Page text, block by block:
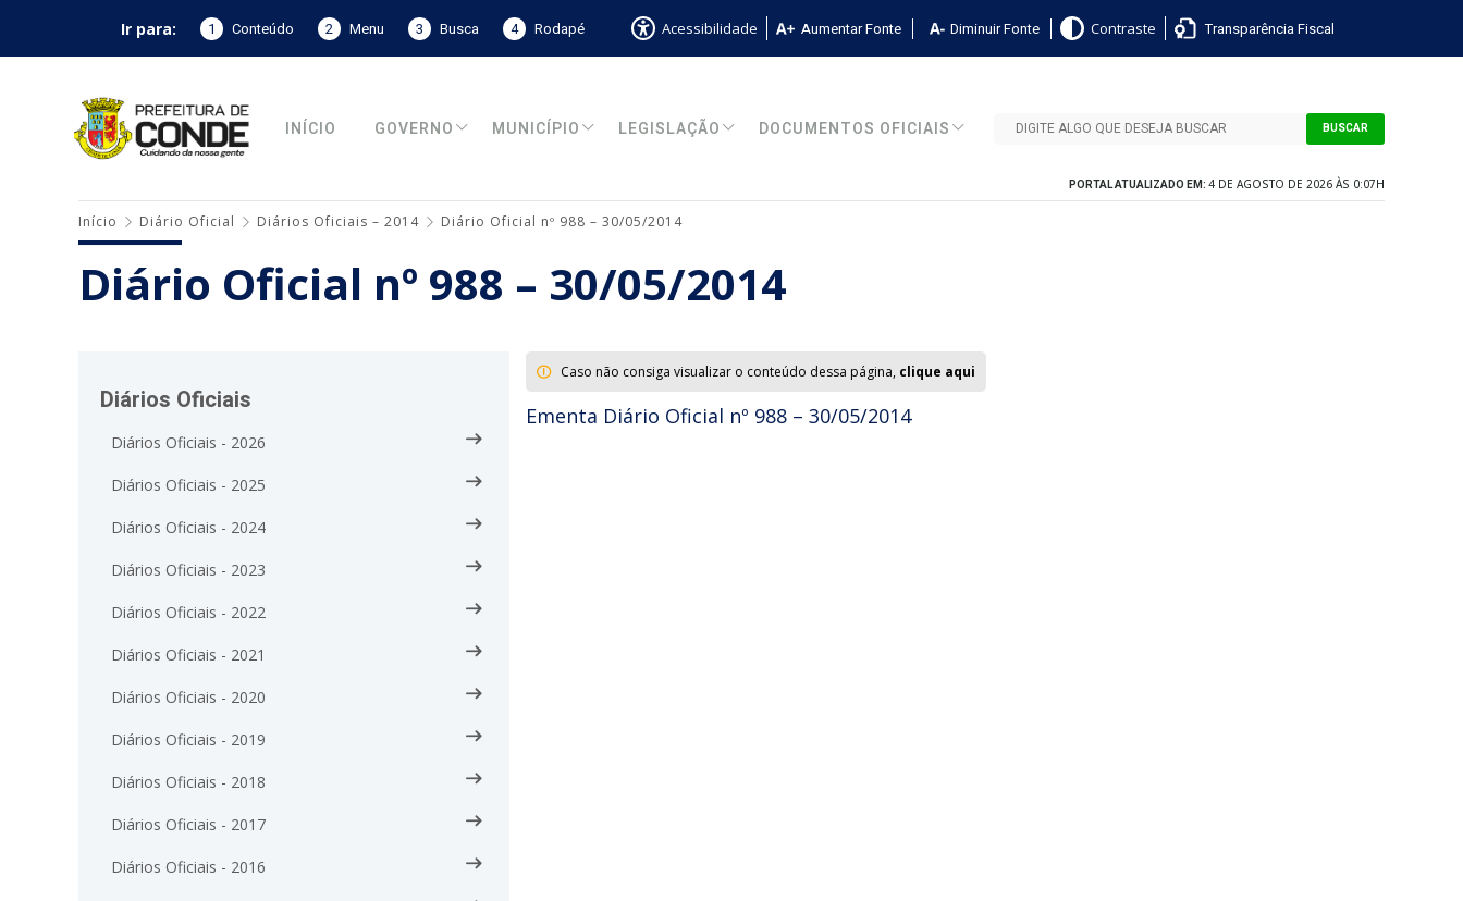
Ir para: 1 Conteúdo 2 Menu 3 Busca 4 Rodapé Acessibilidade Aumentar Fonte Diminuir Fonte Contraste Transparência Fiscal
INÍCIO GOVERNO MUNICÍPIO LEGISLAÇÃO DOCUMENTOS OFICIAIS BUSCAR
PORTAL ATUALIZADO EM: 4 DE AGOSTO DE 2026 ÀS 0:07H
Início Diário Oficial Diários Oficiais – 2014 Diário Oficial nº 988 – 30/05/2014
Diário Oficial nº 988 – 30/05/2014
Diários Oficiais
Diários Oficiais - 2026
Diários Oficiais - 2025
Diários Oficiais - 2024
Diários Oficiais - 2023
Diários Oficiais - 2022
Diários Oficiais - 2021
Diários Oficiais - 2020
Diários Oficiais - 2019
Diários Oficiais - 2018
Diários Oficiais - 2017
Diários Oficiais - 2016
Caso não consiga visualizar o conteúdo dessa página, clique aqui
Ementa Diário Oficial nº 988 – 30/05/2014